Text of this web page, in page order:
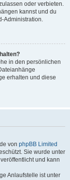
oder verbieten.
kannst und du
Administration.
in den persönlichen
erhalten und diese
von phpBB Limited
Sie wurde unter
und kann
Anlaufstelle ist unter